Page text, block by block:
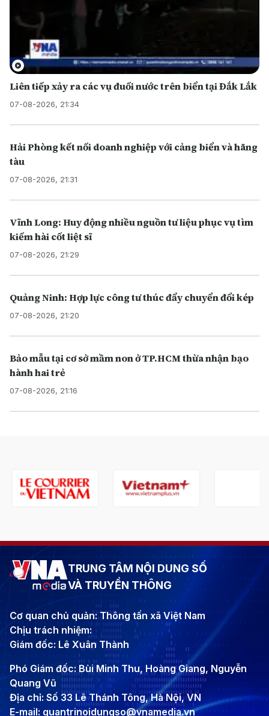
Liên tiếp xảy ra các vụ đuối nước trên biển tại Đắk Lắk
07-08-2026, 21:34
Hải Phòng kết nối doanh nghiệp với cảng biển và hãng
tàu
07-08-2026, 21:31
Vĩnh Long: Huy động nhiều nguồn tư liệu phục vụ tìm
kiếm hài cốt liệt sĩ
07-08-2026, 21:29
Quảng Ninh: Hợp lực công tư thúc đẩy chuyển đổi kép
07-08-2026, 21:20
Bảo mẫu tại cơ sở mầm non ở TP.HCM thừa nhận bạo
hành hai trẻ
07-08-2026, 21:16
TRUNG TÂM NỘI DUNG SỐ
VÀ TRUYỀN THÔNG
Cơ quan chủ quản: Thông tấn xã Việt Nam
Chịu trách nhiệm:
Giám đốc: Lê Xuân Thành
Phó Giám đốc: Bùi Minh Thu, Hoàng Giang, Nguyễn
Quang Vũ
Địa chỉ: Số 33 Lê Thánh Tông, Hà Nội, VN
E-mail: quantrinoidungso@vnamedia.vn